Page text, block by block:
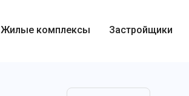
Жилые комплексы Застройщики